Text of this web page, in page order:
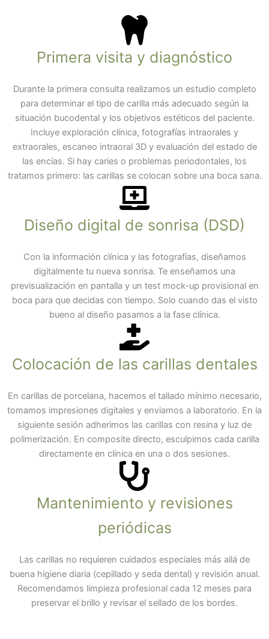
Primera visita y diagnóstico
Durante la primera consulta realizamos un estudio completo
para determinar el tipo de carilla más adecuado según la
situación bucodental y los objetivos estéticos del paciente.
Incluye exploración clínica, fotografías intraorales y
extraorales, escaneo intraoral 3D y evaluación del estado de
las encías. Si hay caries o problemas periodontales, los
tratamos primero: las carillas se colocan sobre una boca sana.
Diseño digital de sonrisa (DSD)
Con la información clínica y las fotografías, diseñamos
digitalmente tu nueva sonrisa. Te enseñamos una
previsualización en pantalla y un test mock-up provisional en
boca para que decidas con tiempo. Solo cuando das el visto
bueno al diseño pasamos a la fase clínica.
Colocación de las carillas dentales
En carillas de porcelana, hacemos el tallado mínimo necesario,
tomamos impresiones digitales y enviamos a laboratorio. En la
siguiente sesión adherimos las carillas con resina y luz de
polimerización. En composite directo, esculpimos cada carilla
directamente en clínica en una o dos sesiones.
Mantenimiento y revisiones
periódicas
Las carillas no requieren cuidados especiales más allá de
buena higiene diaria (cepillado y seda dental) y revisión anual.
Recomendamos limpieza profesional cada 12 meses para
preservar el brillo y revisar el sellado de los bordes.